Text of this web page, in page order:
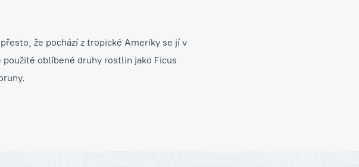
že pochází z tropické Ameriky se jí v
použité oblíbené druhy rostlin jako Ficus